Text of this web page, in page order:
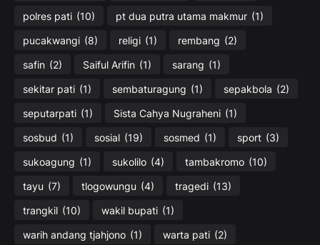
polres pati (10) pt dua putra utama makmur (1)
pucakwangi (8) religi (1) rembang (2)
safin (2) Saiful Arifin (1) sarang (1)
sekitar pati (1) sembaturagung (1) sepakbola (2)
seputarpati (1) Sista Cahya Nugraheni (1)
sosbud (1) sosial (19) sosmed (1) sport (3)
sukoagung (1) sukolilo (4) tambakromo (10)
tayu (7) tlogowungu (4) tragedi (13)
trangkil (10) wakil bupati (1)
warih andang tjahjono (1) warta pati (2)